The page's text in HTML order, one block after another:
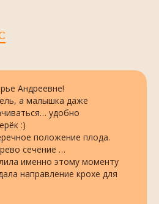
Андреевне!
а малышка даже
удобно
:)
положение плода.
сечение …
именно этому моменту
направление крохе для